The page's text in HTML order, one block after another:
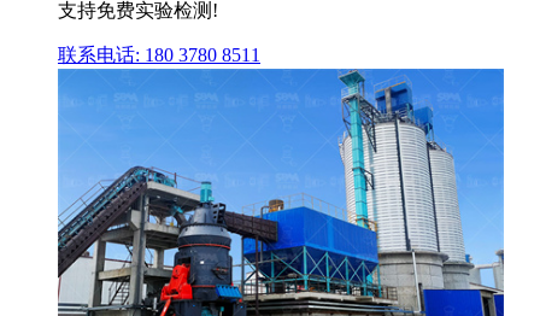
支持免费实验检测!
联系电话: 180 3780 8511